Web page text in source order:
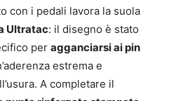
con i pedali lavora la suola
Ultratac: il disegno è stato
per agganciarsi ai pin
estrema e
A completare il